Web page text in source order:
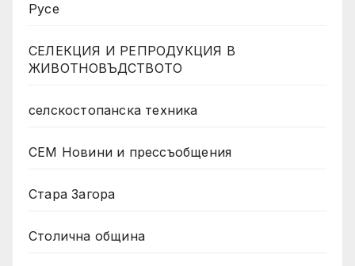
Русе
СЕЛЕКЦИЯ И РЕПРОДУКЦИЯ В
ЖИВОТНОВЪДСТВОТО
селскостопанска техника
СЕМ Новини и прессъобщения
Стара Загора
Столична община